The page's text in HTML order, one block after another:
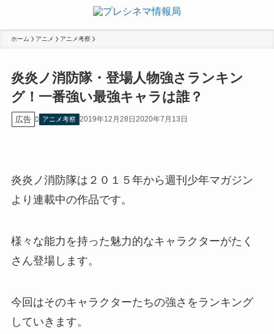
ホーム アニメ アニメ考察
炎炎ノ消防隊・登場人物強さランキン
グ！一番強い最強キャラは誰？
広告 アニメ考察 2019年12月28日2020年7月13日
炎炎ノ消防隊は２０１５年から週刊少年マガジン
より連載中の作品です。
様々な能力を持った魅力的なキャラクターがたく
さん登場します。
今回はそのキャラクターたちの強さをランキング
していきます。